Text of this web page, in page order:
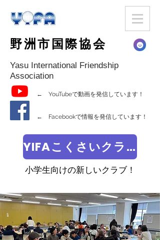
野洲市国際協会
Yasu International Friendship
Association
← YouTubeで動画を発信しています！
← Facebookで情報を発信しています！
YIFAこくさいクラブ
小学生向けの新しいクラブ！